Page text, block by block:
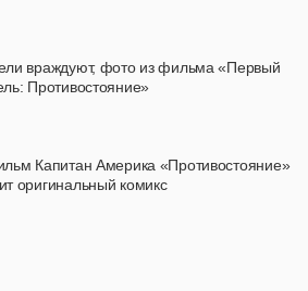
враждуют, фото из фильма «Первый
Противостояние»
Капитан Америка «Противостояние»
оригинальный комикс